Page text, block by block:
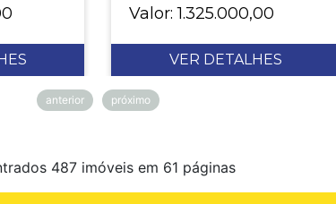
Valor: 1.325.000,00
VER DETALHES
anterior próximo
487 imóveis em 61 páginas